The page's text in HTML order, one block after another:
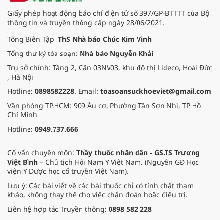
Giấy phép hoạt động báo chí điện tử số 397/GP-BTTTT của Bộ
thông tin và truyền thông cấp ngày 28/06/2021.
Tổng Biên Tập: ThS Nhà báo Chúc Kim Vinh
Tổng thư ký tòa soạn: Nhà báo Nguyễn Khải
Trụ sở chính: Tầng 2, Căn 03NV03, khu đô thị Lideco, Hoài Đức
, Hà Nội
Hotline: 0898582228. Email: toasoansuckhoeviet@gmail.com
Văn phòng TP.HCM: 909 Âu cơ, Phường Tân Sơn Nhì, TP Hồ
Chí Minh
Hotline: 0949.737.666
Cố vấn chuyên môn: Thầy thuốc nhân dân - GS.TS Trương
Việt Bình – Chủ tịch Hội Nam Y Việt Nam. (Nguyên GĐ Học
viện Y Dược học cổ truyền Việt Nam).
Lưu ý: Các bài viết về các bài thuốc chỉ có tính chất tham
khảo, không thay thế cho việc chẩn đoán hoặc điều trị.
Liên hệ hợp tác Truyền thông: 0898 582 228